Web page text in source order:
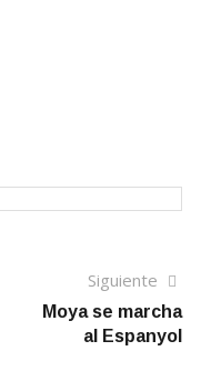
Siguiente
Moya se marcha
al Espanyol